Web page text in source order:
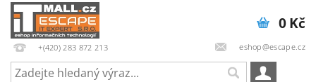
+(420) 283 872 213 eshop@escape.cz
0 Kč